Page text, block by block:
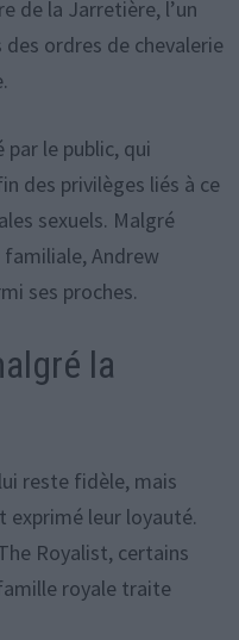
de la Jarretière, l’un
ordres de chevalerie
le public, qui
des privilèges liés à ce
sexuels. Malgré
Andrew
ses proches.
la
reste fidèle, mais
exprimé leur loyauté.
Royalist, certains
royale traite